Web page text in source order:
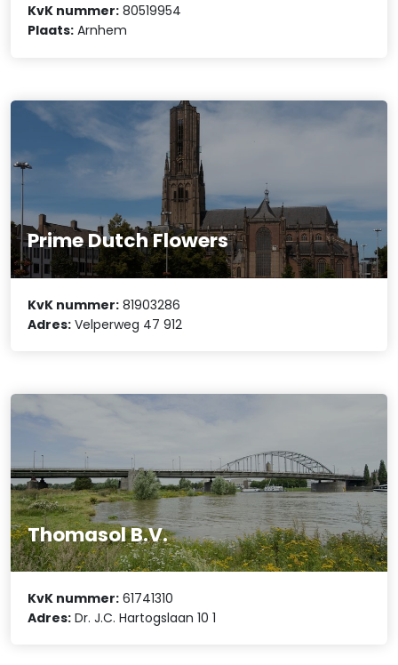
KvK nummer: 80519954
Plaats: Arnhem
Prime Dutch Flowers
KvK nummer: 81903286
Adres: Velperweg 47 912
Thomasol B.V.
KvK nummer: 61741310
Adres: Dr. J.C. Hartogslaan 10 1